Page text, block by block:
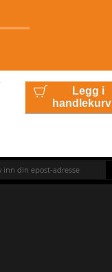
Legg i
handlekurv